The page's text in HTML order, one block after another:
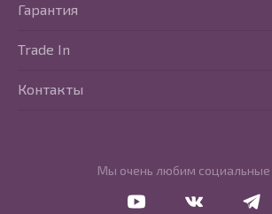
Мы очень любим социальные
Перейти в
Гарантия
Trade In
Контакты